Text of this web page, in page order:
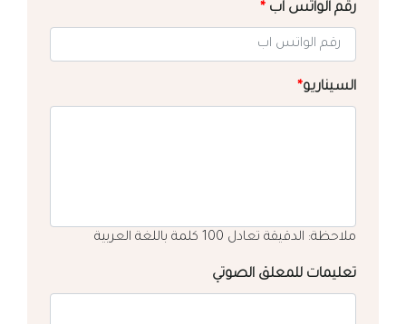
رقم الواتس آب *
السيناريو*
ملاحظة: الدقيقة تعادل 100 كلمة باللغة العربية
تعليمات للمعلق الصوتي